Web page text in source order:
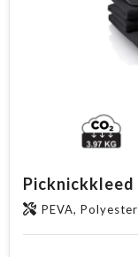
Picknickkleed
PEVA, Polyester